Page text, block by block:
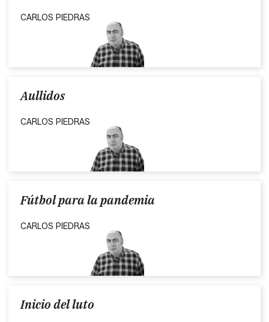
CARLOS PIEDRAS
Aullidos
CARLOS PIEDRAS
Fútbol para la pandemia
CARLOS PIEDRAS
Inicio del luto